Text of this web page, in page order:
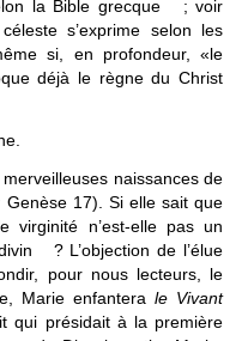
la Bible grecque ; voir
s’exprime selon les
si, en profondeur, «le
déjà le règne du Christ
naissances de
Genèse 17). Si elle sait que
virginité n’est-elle pas un
? L’objection de l’élue
pour nous lecteurs, le
Marie enfanterale Vivant
qui présidait à la première